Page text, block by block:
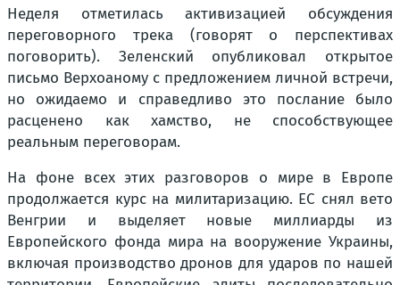
Неделя отметилась активизацией обсуждения
переговорного трека (говорят о перспективах
поговорить). Зеленский опубликовал открытое
письмо Верхоаному с предложением личной встречи,
но ожидаемо и справедливо это послание было
расценено как хамство, не способствующее
реальным переговорам.
На фоне всех этих разговоров о мире в Европе
продолжается курс на милитаризацию. ЕС снял вето
Венгрии и выделяет новые миллиарды из
Европейского фонда мира на вооружение Украины,
включая производство дронов для ударов по нашей